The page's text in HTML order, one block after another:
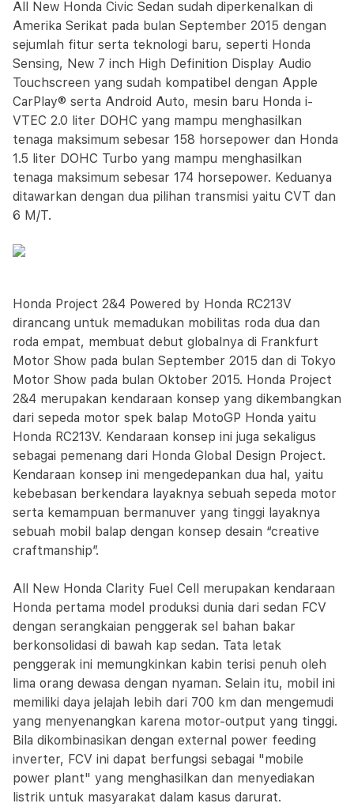
All New Honda Civic Sedan sudah diperkenalkan di
Amerika Serikat pada bulan September 2015 dengan
sejumlah fitur serta teknologi baru, seperti Honda
Sensing, New 7 inch High Definition Display Audio
Touchscreen yang sudah kompatibel dengan Apple
CarPlay® serta Android Auto, mesin baru Honda i-
VTEC 2.0 liter DOHC yang mampu menghasilkan
tenaga maksimum sebesar 158 horsepower dan Honda
1.5 liter DOHC Turbo yang mampu menghasilkan
tenaga maksimum sebesar 174 horsepower. Keduanya
ditawarkan dengan dua pilihan transmisi yaitu CVT dan
6 M/T.
Honda Project 2&4 Powered by Honda RC213V
dirancang untuk memadukan mobilitas roda dua dan
roda empat, membuat debut globalnya di Frankfurt
Motor Show pada bulan September 2015 dan di Tokyo
Motor Show pada bulan Oktober 2015. Honda Project
2&4 merupakan kendaraan konsep yang dikembangkan
dari sepeda motor spek balap MotoGP Honda yaitu
Honda RC213V. Kendaraan konsep ini juga sekaligus
sebagai pemenang dari Honda Global Design Project.
Kendaraan konsep ini mengedepankan dua hal, yaitu
kebebasan berkendara layaknya sebuah sepeda motor
serta kemampuan bermanuver yang tinggi layaknya
sebuah mobil balap dengan konsep desain “creative
craftmanship”.
All New Honda Clarity Fuel Cell merupakan kendaraan
Honda pertama model produksi dunia dari sedan FCV
dengan serangkaian penggerak sel bahan bakar
berkonsolidasi di bawah kap sedan. Tata letak
penggerak ini memungkinkan kabin terisi penuh oleh
lima orang dewasa dengan nyaman. Selain itu, mobil ini
memiliki daya jelajah lebih dari 700 km dan mengemudi
yang menyenangkan karena motor-output yang tinggi.
Bila dikombinasikan dengan external power feeding
inverter, FCV ini dapat berfungsi sebagai "mobile
power plant" yang menghasilkan dan menyediakan
listrik untuk masyarakat dalam kasus darurat.